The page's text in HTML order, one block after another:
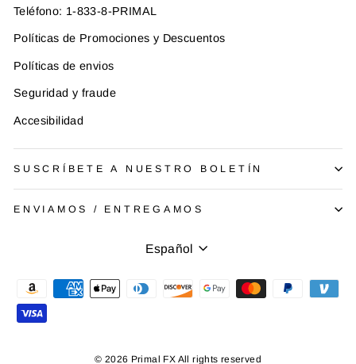
Teléfono: 1-833-8-PRIMAL
Políticas de Promociones y Descuentos
Políticas de envios
Seguridad y fraude
Accesibilidad
SUSCRÍBETE A NUESTRO BOLETÍN
ENVIAMOS / ENTREGAMOS
Idioma
Español
© 2026 Primal FX All rights reserved